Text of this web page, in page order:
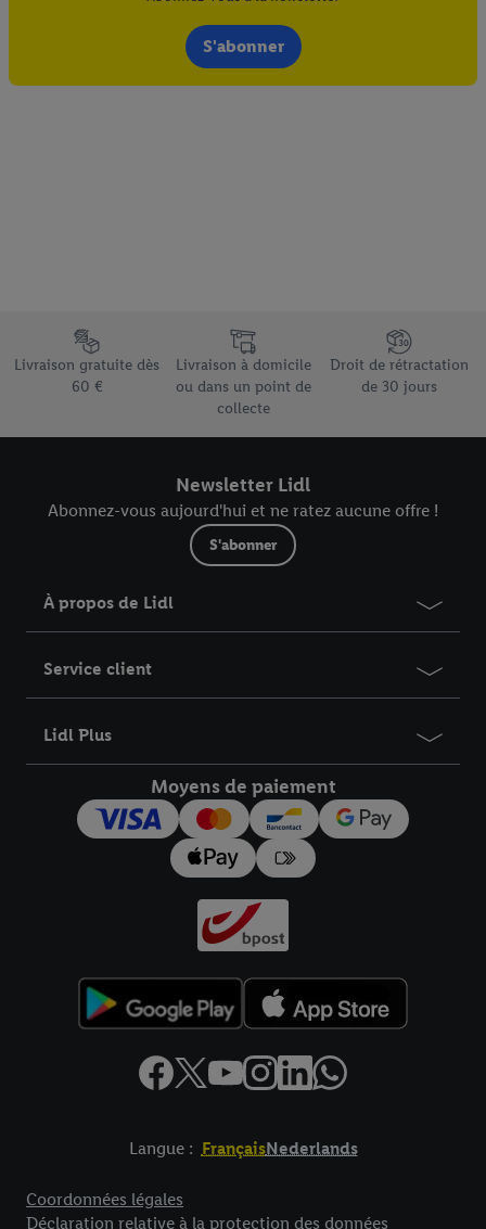
S'abonner
Élément du pied de page avec les différents arguments de
Livraison gratuite dès
60 €
Livraison à domicile
ou dans un point de
collecte
Droit de rétractation
de 30 jours
Newsletter Lidl
Abonnez-vous aujourd'hui et ne ratez aucune offre !
S'abonner
À propos de Lidl
Service client
Lidl Plus
Moyens de paiement
Langue : FrançaisNederlands
Coordonnées légales
Déclaration relative à la protection des données